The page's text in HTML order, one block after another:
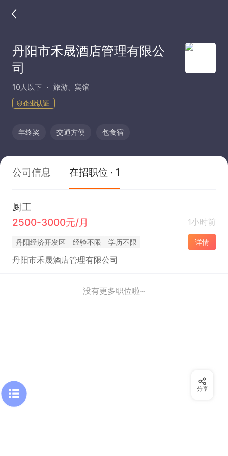
丹阳市禾晟酒店管理有限公
司
10人以下 旅游、宾馆
企业认证
年终奖 交通方便 包食宿
公司信息 在招职位 · 1
厨工
2500-3000元/月
1小时前
丹阳经济开发区 经验不限 学历不限 详情
丹阳市禾晟酒店管理有限公司
没有更多职位啦~
分享